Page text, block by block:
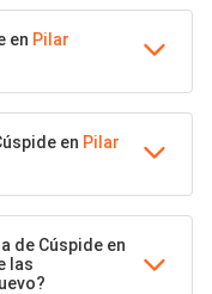
en Pilar
en Pilar
de Cúspide en
las